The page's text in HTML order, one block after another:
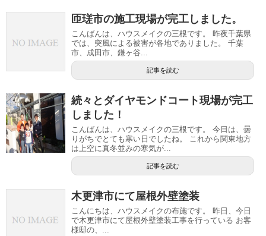
匝瑳市の施工現場が完工しました。
こんばんは、ハウスメイクの三根です。 昨夜千葉県
では、突風による被害が各地でありました。 千葉
市、成田市、鎌ヶ谷...
記事を読む
続々とダイヤモンドコート現場が完工
しました！
こんばんは、ハウスメイクの三根です。 今日は、曇
りがちでとても寒い日でしたね。 これから関東地方
は上空に真冬並みの寒気が...
記事を読む
木更津市にて屋根外壁塗装
こんにちは、ハウスメイクの布施です。 昨日、今日
で木更津市にて屋根外壁塗装工事を行っている お客
様邸の、...